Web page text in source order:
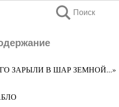
Поиск
ЗАРЫЛИ В ШАР ЗЕМНОЙ...»